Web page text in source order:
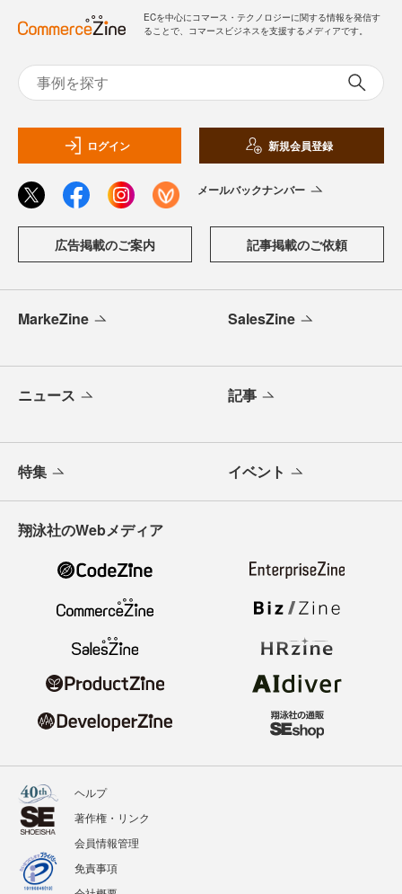
ECを中心にコマース・テクノロジーに関する情報を発信す
ることで、コマースビジネスを支援するメディアです。
ログイン 新規会員登録
メールバックナンバー
広告掲載のご案内 記事掲載のご依頼
MarkeZine SalesZine
ニュース 記事
特集 イベント
翔泳社のWebメディア
ヘルプ
著作権・リンク
会員情報管理
免責事項